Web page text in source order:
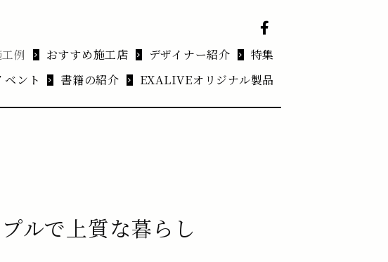
例 おすすめ施工店 デザイナー紹介
特集
ベント
書籍の紹介 EXALIVEオリジナル製品
ルで上質な暮らし